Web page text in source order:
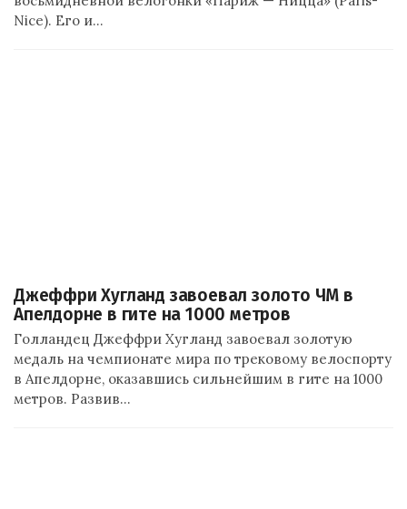
Nice). Его и…
Джеффри Хугланд завоевал золото ЧМ в
Апелдорне в гите на 1000 метров
Голландец Джеффри Хугланд завоевал золотую
медаль на чемпионате мира по трековому велоспорту
в Апелдорне, оказавшись сильнейшим в гите на 1000
метров. Развив…